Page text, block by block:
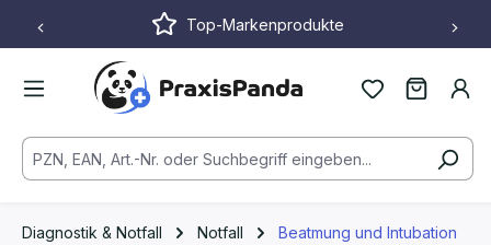
Zum Hauptinhalt springenTop-Markenprodukte
Diagnostik & Notfall Notfall Beatmung und Intubation